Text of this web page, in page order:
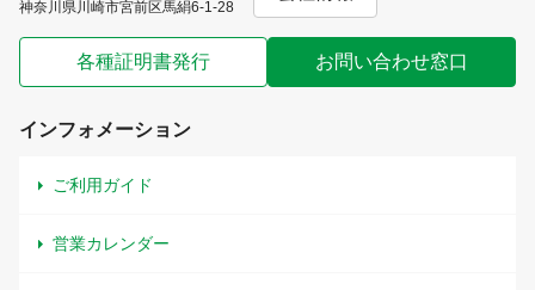
神奈川県川崎市宮前区馬絹6-1-28
各種証明書発行 お問い合わせ窓口
インフォメーション
ご利用ガイド
営業カレンダー